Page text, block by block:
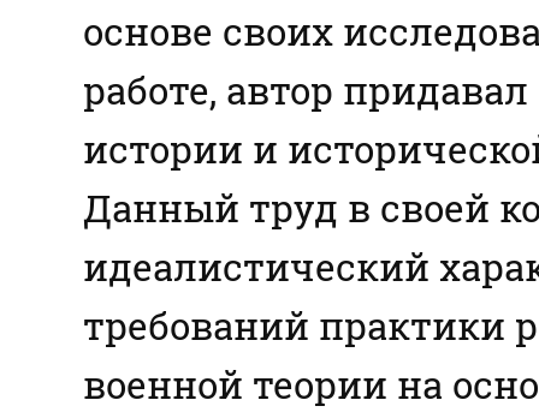
основе своих
работе, автор
истории и
Данный труд в своей
идеалистический
требований практики
военной теории на